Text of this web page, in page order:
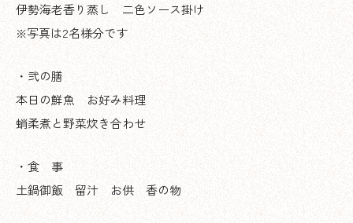
伊勢海老香り蒸し 二色ソース掛け
※写真は2名様分です
・弐の膳
本日の鮮魚 お好み料理
蛸柔煮と野菜炊き合わせ
・食 事
土鍋御飯 留汁 お供 香の物